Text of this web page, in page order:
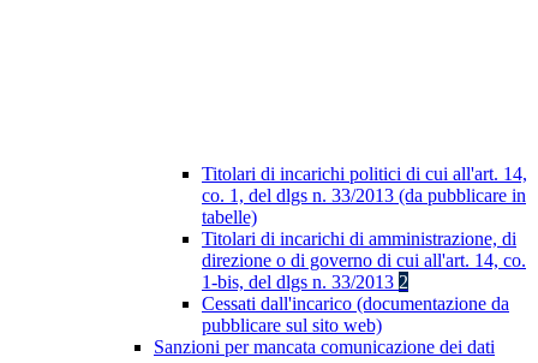
Titolari di incarichi politici di cui all'art. 14,
co. 1, del dlgs n. 33/2013 (da pubblicare in
tabelle)
Titolari di incarichi di amministrazione, di
direzione o di governo di cui all'art. 14, co.
1-bis, del dlgs n. 33/2013 2
Cessati dall'incarico (documentazione da
pubblicare sul sito web)
Sanzioni per mancata comunicazione dei dati